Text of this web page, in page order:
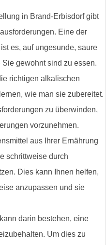
in Brand-Erbisdorf gibt
Eine der
es, auf ungesunde, saure
gewohnt sind zu essen.
richtigen alkalischen
wie man sie zubereitet.
zu überwinden,
vorzunehmen.
aus Ihrer Ernährung
schrittweise durch
Dies kann Ihnen helfen,
anzupassen und sie
darin bestehen, eine
Um dies zu